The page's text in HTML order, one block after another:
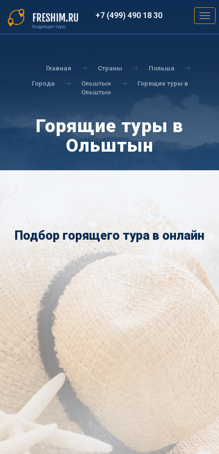
основному
содержанию
+7 (499) 490 18 30
Главная Страны Польша
Города Ольштын
Горящие туры в
Ольштын
Горящие туры в
Ольштын
Подбор горящего тура в онлайн